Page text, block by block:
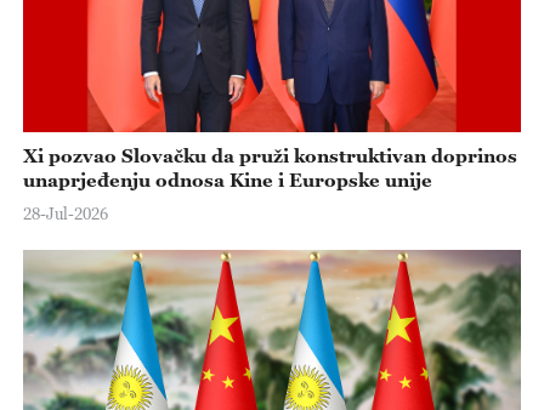
Xi pozvao Slovačku da pruži konstruktivan doprinos
unaprjeđenju odnosa Kine i Europske unije
28-Jul-2026